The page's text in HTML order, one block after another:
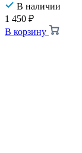
В наличии
1 450 ₽
В корзину